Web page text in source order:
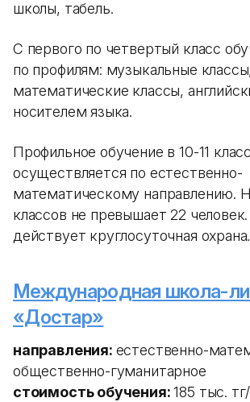
школы, табель.
С первого по четвертый класс
по профилям: музыкальные
математические классы,
носителем языка.
Профильное обучение в 10-11
осуществляется по естественно-
математическому направлению.
классов не превышает 22
действует круглосуточная охрана.
Международная школа-
«Достар»
направления: естественно-
общественно-гуманитарное
стоимость обучения:185 тыс.